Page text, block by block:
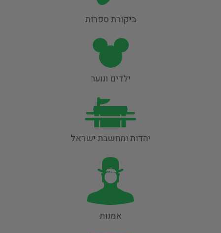
ביקורת ספרות
ילדים ונוער
יהדות ומחשבת ישראל
אמנות